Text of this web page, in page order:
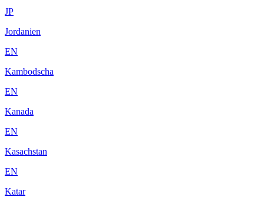
JP
Jordanien
EN
Kambodscha
EN
Kanada
EN
Kasachstan
EN
Katar